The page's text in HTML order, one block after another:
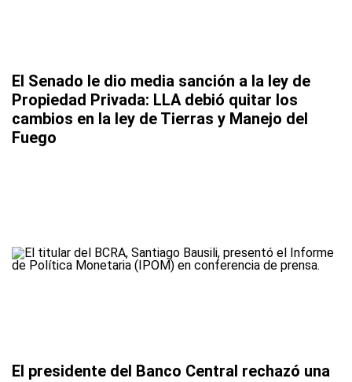
El Senado le dio media sanción a la ley de
Propiedad Privada: LLA debió quitar los
cambios en la ley de Tierras y Manejo del
Fuego
El presidente del Banco Central rechazó una